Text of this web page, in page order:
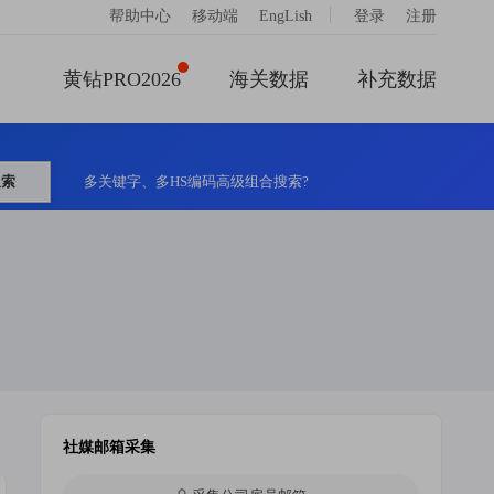
帮助中心 移动端 EngLish 登录 注册
黄钻PRO2026 海关数据 补充数据
多关键字、多HS编码高级组合搜索?
社媒邮箱采集